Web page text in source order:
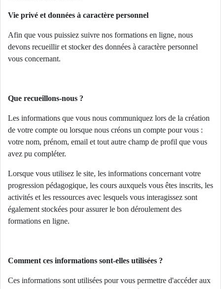
Vie privé et données à caractère personnel
Afin que vous puissiez suivre nos formations en ligne, nous
devons recueillir et stocker des données à caractère personnel
vous concernant.
Que recueillons-nous ?
Les informations que vous nous communiquez lors de la création
de votre compte ou lorsque nous créons un compte pour vous :
votre nom, prénom, email et tout autre champ de profil que vous
avez pu compléter.
Lorsque vous utilisez le site, les informations concernant votre
progression pédagogique, les cours auxquels vous êtes inscrits, les
activités et les ressources avec lesquels vous interagissez sont
également stockées pour assurer le bon déroulement des
formations en ligne.
Comment ces informations sont-elles utilisées ?
Ces informations sont utilisées pour vous permettre d'accéder aux